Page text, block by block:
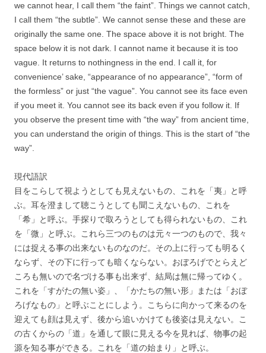
we cannot hear, I call them “the faint”. Things we cannot catch,
I call them “the subtle”. We cannot sense these and these are
originally the same one. The space above it is not bright. The
space below it is not dark. I cannot name it because it is too
vague. It returns to nothingness in the end. I call it, for
convenience’ sake, “appearance of no appearance”, “form of
the formless” or just “the vague”. You cannot see its face even
if you meet it. You cannot see its back even if you follow it. If
you observe the present time with “the way” from ancient time,
you can understand the origin of things. This is the start of “the
way”.
現代語訳
目をこらして視ようとしても見えないもの、これを「夷」と呼
ぶ。耳を澄まして聴こうとしても聞こえないもの、これを
「希」と呼ぶ。手探りで取ろうとしても得られないもの、これ
を「微」と呼ぶ。これら三つのものは元々一つのもので、我々
には捉える事の出来ないものなのだ。その上に行っても明るく
ならず、その下に行っても暗くならない。おぼろげでとらえど
ころも無いので名づける事も出来ず、結局は無に帰ってゆく。
これを「すがたの無い姿」、「かたちの無い形」または「おぼ
ろげなもの」と呼ぶことにしよう。こちらに向かって来るのを
迎えても顔は見えず、後から追いかけても後姿は見えない。こ
の古くからの「道」を通して眼に見える今を見れば、物事の起
源を知る事ができる。これを「道の始まり」と呼ぶ。